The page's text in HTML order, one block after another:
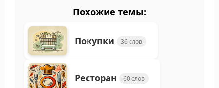
Похожие темы:
Покупки 36 слов
Ресторан 60 слов